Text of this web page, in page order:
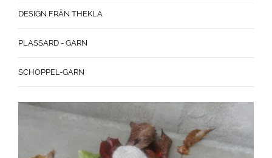
DESIGN FRÅN THEKLA
PLASSARD - GARN
SCHOPPEL-GARN